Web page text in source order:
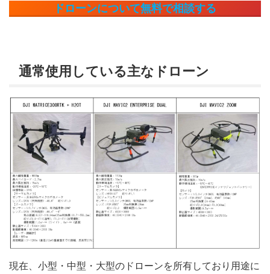
ドローンについて無料で相談する
通常使用している主なドローン
現在、小型・中型・大型のドローンを所有しており用途に